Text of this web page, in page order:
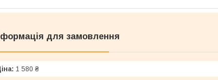
для замовлення
1 580 ₴